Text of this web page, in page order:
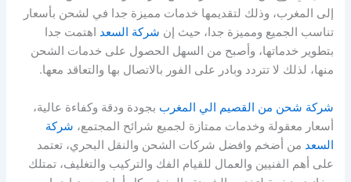
إلى المغرب، وذلك لتقديمها خدمات مميزة جدا في لشحن بأسعار
تناسب الجميع ومميزة جدا، حيث إن شركة السعد اهتمت جدا
بتطوير خدماتها، وأصبح من السهل الحصول على خدمات الشحن
منها، لذلك لا تتردد وبادر على الفور بالاتصال بها والتعاقد معها.
شركة شحن من القصيم الي المغرب بجودة ودقة وكفاءة عالية،
أسعار معقولة وخدمات ممتازة لجميع شرائح المجتمع، شركة
السعد من أضخم وافضل شركات الشحن والنقل البحري، تعتمد
على أهم الفنيين والعمال للقيام الفك والتركيب والتغليف، تمتلك